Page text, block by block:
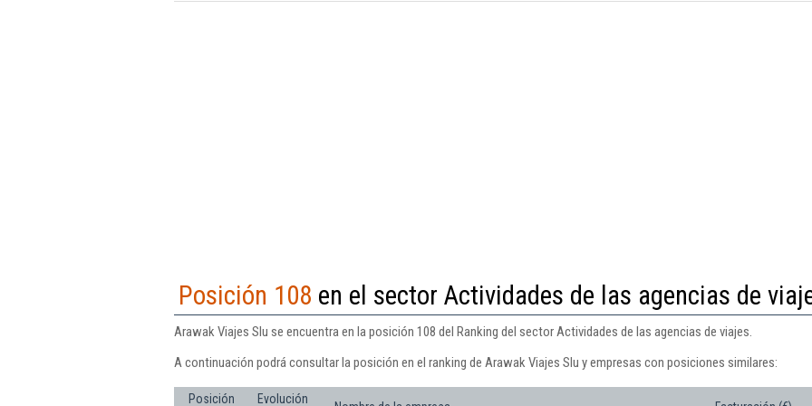
Posición 108 en el sector Actividades de las agencias de
Arawak Viajes Slu se encuentra en la posición 108 del Ranking del sector Actividades de las agencias de viajes.
A continuación podrá consultar la posición en el ranking de Arawak Viajes Slu y empresas con posiciones similares:
Posición Evolución